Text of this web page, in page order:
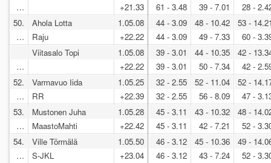
…
+21.33
61 - 3.48
39 - 7.01
28 -
50.
…
Ahola Lotta
Raju
1.05.08
+22.22
44 - 3.09
44 - 3.09
48 - 10.42
49 - 7.33
53 -
60 -
…
Viitasalo Topi
1.05.08
+22.22
39 - 3.01
39 - 3.01
44 - 10.35
50 - 7.34
42 -
42 -
52.
…
Varmavuo Iida
RR
1.05.25
+22.39
32 - 2.55
32 - 2.55
52 - 11.04
56 - 8.09
52 -
47 -
53.
…
Mustonen Juha
MaastoMahti
1.05.28
+22.42
45 - 3.11
45 - 3.11
43 - 10.32
42 - 7.21
48 -
52 -
54.
…
Ville Törmälä
S-JKL
1.05.50
+23.04
46 - 3.12
46 - 3.12
45 - 10.36
43 - 7.24
49 -
52 -